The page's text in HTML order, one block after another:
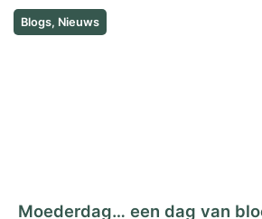
Blogs, Nieuws
Moederdag… een dag van